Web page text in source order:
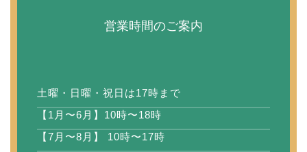
営業時間のご案内
土曜・日曜・祝日は17時まで
【1月〜6月】10時〜18時
【7月〜8月】 10時〜17時